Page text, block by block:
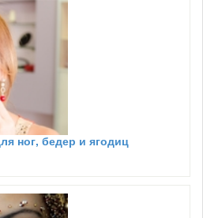
ног, бедер и ягодиц